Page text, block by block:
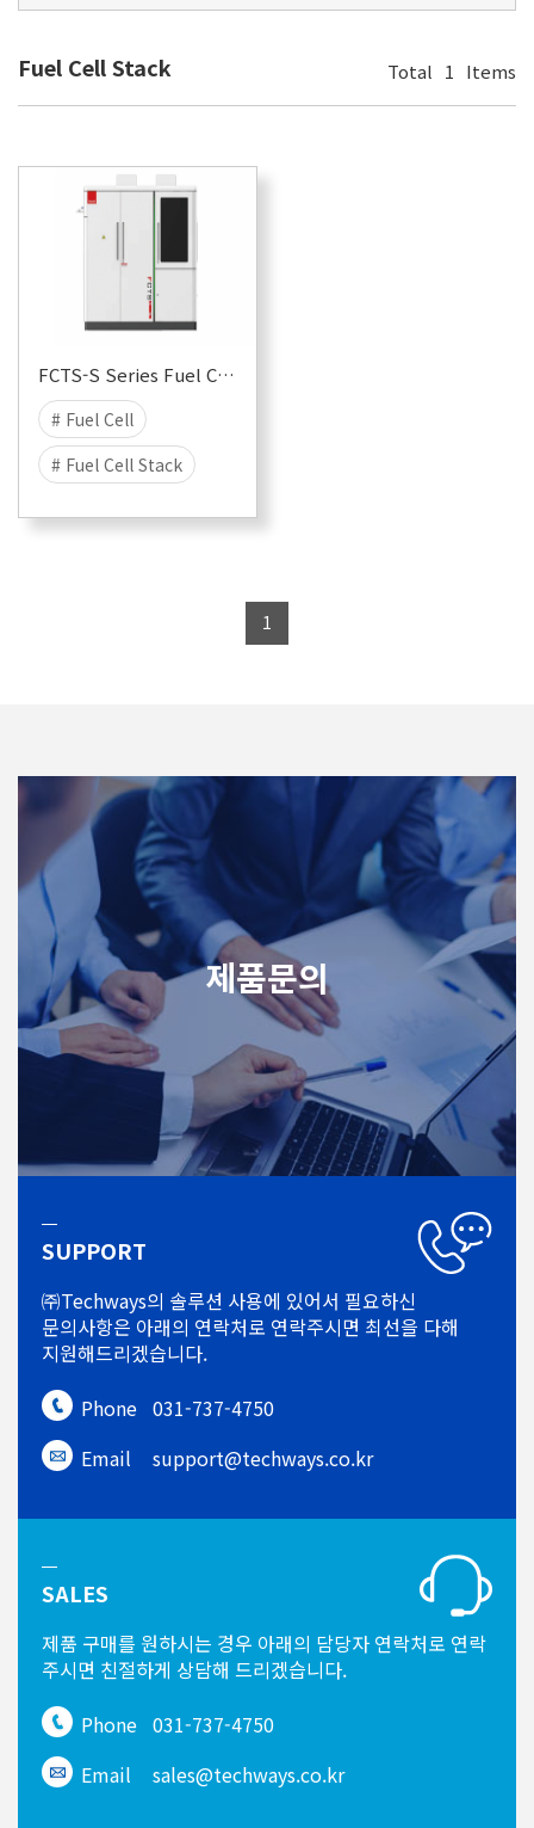
Fuel Cell Stack Total 1 Items
FCTS-S Series Fuel Cell Stack Test System
# Fuel Cell
# Fuel Cell Stack
1
제품문의
SUPPORT
㈜Techways의 솔루션 사용에 있어서 필요하신
문의사항은 아래의 연락처로 연락주시면 최선을 다해
지원해드리겠습니다.
Phone 031-737-4750
Email
support@techways.co.kr
SALES
제품 구매를 원하시는 경우 아래의 담당자 연락처로 연락
주시면 친절하게 상담해 드리겠습니다.
Phone 031-737-4750
Email
sales@techways.co.kr